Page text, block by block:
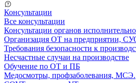
Консультации
Все консультации
Консультации органов
Организация ОТ на предприятии,
Требования безопасности к
Несчастные случаи на производстве
Обучение по ОТ и ПБ
Медосмотры, профзаболевания, МСЭ.